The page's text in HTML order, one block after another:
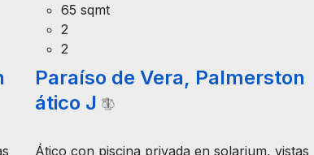
65 sqmt
2
2
Paraíso de Vera, Palmerston
ático J
Ático con piscina privada en solarium, vistas